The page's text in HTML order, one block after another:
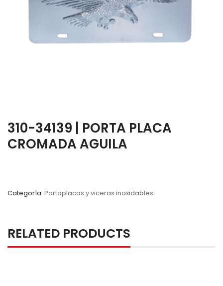
310-34139 | PORTA PLACA
CROMADA AGUILA
Categoría: Portaplacas y viceras inoxidables
RELATED PRODUCTS